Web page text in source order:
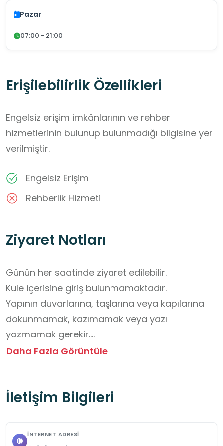
Pazar
07:00 - 21:00
Erişilebilirlik Özellikleri
Engelsiz erişim imkânlarının ve rehber
hizmetlerinin bulunup bulunmadığı bilgisine yer
verilmiştir.
Engelsiz Erişim
Rehberlik Hizmeti
Ziyaret Notları
Günün her saatinde ziyaret edilebilir.
Kule içerisine giriş bulunmamaktadır.
Yapının duvarlarına, taşlarına veya kapılarına
dokunmamak, kazımamak veya yazı
yazmamak gerekir.
Tarihi kalıntılardan parça almak kesinlikle
ayrılmış geçiş yollarının dışına çıkılmamalıdır.
Merdivenler, yüksek alanlar veya yıkık kısımlar
Daha Fazla Görüntüle
İletişim Bilgileri
İNTERNET ADRESI